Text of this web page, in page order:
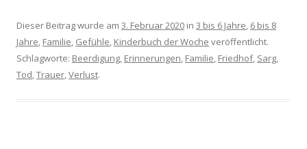
Dieser Beitrag wurde am 3. Februar 2020 in 3 bis 6 Jahre, 6 bis 8
Jahre, Familie, Gefühle, Kinderbuch der Woche veröffentlicht.
Schlagworte: Beerdigung, Erinnerungen, Familie, Friedhof, Sarg,
Tod,Trauer,Verlust.